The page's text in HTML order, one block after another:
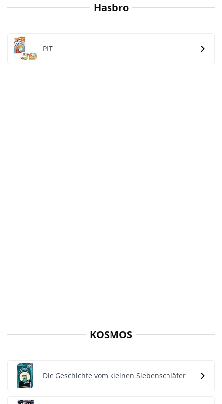
Hasbro
PIT
KOSMOS
Die Geschichte vom kleinen Siebenschläfer